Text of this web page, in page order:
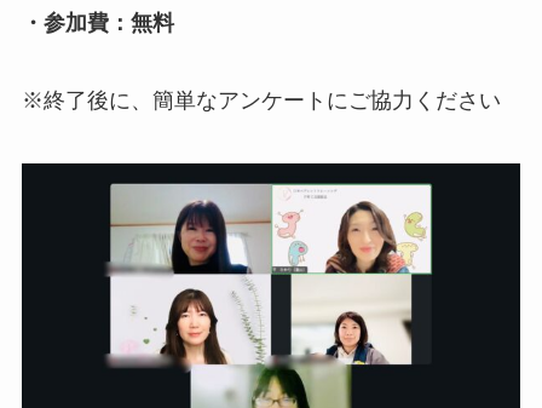
・参加費：無料
※終了後に、簡単なアンケートにご協力ください